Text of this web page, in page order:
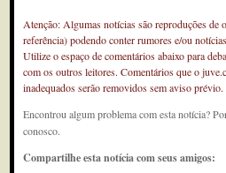
Atenção: Algumas notícias são reproduções de
referência) podendo conter rumores e/ou
Utilize o espaço de comentários abaixo para
com os outros leitores. Comentários que o
inadequados serão removidos sem aviso prévio.
Encontrou algum problema com esta notícia?
conosco.
Compartilhe esta notícia com seus amigos: